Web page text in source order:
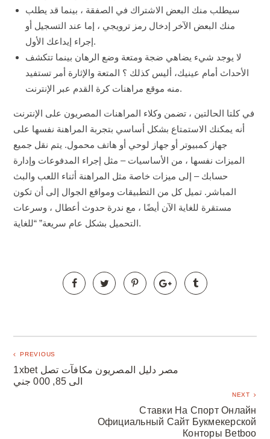
سيطلب منك البعض الاشتراك في الصفقة ، بينما قد يطلب
منك البعض الآخر إدخال رمز ترويجي ، إما عند التسجيل أو
إجراء إيداعك الأول.
لا يوجد شيء يضاهي ضجة ومتعة وضع الرهان بينما تتكشف
الأحداث أمام عينيك، أليس كذلك ؟ المتعة والإثارة أمر تستفيد
منه موقع مراهنات كرة القدم عبر الإنترنت.
في كلتا الحالتين ، تضمن وكلاء المراهنات المصريون على الإنترنت
أنه يمكنك الاستمتاع بشكل أساسي بتجربة المراهنة نفسها على
جهاز كمبيوتر أو جهاز لوحي أو هاتف محمول. يتم نقل جميع
الميزات نفسها ، من الأساسيات – مثل إجراء المدفوعات وإدارة
حسابك – إلى ميزات خاصة مثل المراهنة أثناء اللعب والبث
المباشر. تميل كل من التطبيقات ومواقع الجوال إلى أن تكون
مستقرة للغاية الآن أيضًا ، مع ندرة حدوث أعطال ، وسرعات
التحميل بشكل عام سريعة” “للغاية.
PREVIOUS
1xbet مصر دليل المصريون مكافآت تصل
الى 85, 000 جني
NEXT
Ставки На Спорт Онлайн
Официальный Сайт Букмекерской
Конторы Betboo